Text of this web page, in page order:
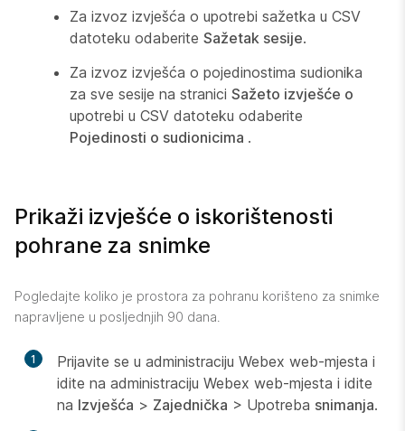
Za izvoz izvješća o upotrebi sažetka u CSV
datoteku odaberite Sažetak sesije.
Za izvoz izvješća o pojedinostima sudionika
za sve sesije na stranici Sažeto izvješće o
upotrebi u CSV datoteku odaberite
Pojedinosti o sudionicima .
Prikaži izvješće o iskorištenosti
pohrane za snimke
Pogledajte koliko je prostora za pohranu korišteno za snimke
napravljene u posljednjih 90 dana.
1
Prijavite se u administraciju Webex web-mjesta i
idite na administraciju Webex web-mjesta i idite
na Izvješća > Zajednička > Upotreba snimanja.